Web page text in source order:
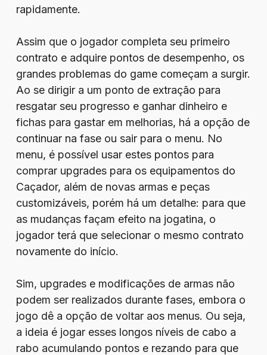
rapidamente.
Assim que o jogador completa seu primeiro
contrato e adquire pontos de desempenho, os
grandes problemas do game começam a surgir.
Ao se dirigir a um ponto de extração para
resgatar seu progresso e ganhar dinheiro e
fichas para gastar em melhorias, há a opção de
continuar na fase ou sair para o menu. No
menu, é possível usar estes pontos para
comprar upgrades para os equipamentos do
Caçador, além de novas armas e peças
customizáveis, porém há um detalhe: para que
as mudanças façam efeito na jogatina, o
jogador terá que selecionar o mesmo contrato
novamente do início.
Sim, upgrades e modificações de armas não
podem ser realizados durante fases, embora o
jogo dê a opção de voltar aos menus. Ou seja,
a ideia é jogar esses longos níveis de cabo a
rabo acumulando pontos e rezando para que